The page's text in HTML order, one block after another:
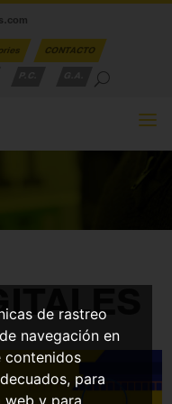
de rastreo
navegación en
contenidos
para
CONTACTO